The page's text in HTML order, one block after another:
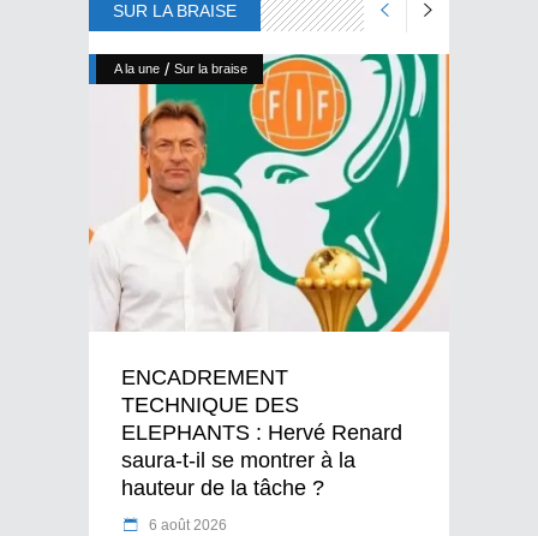
SUR LA BRAISE
A la une / Sur la braise
ENCADREMENT
TECHNIQUE DES
ELEPHANTS : Hervé Renard
saura-t-il se montrer à la
hauteur de la tâche ?
6 août 2026